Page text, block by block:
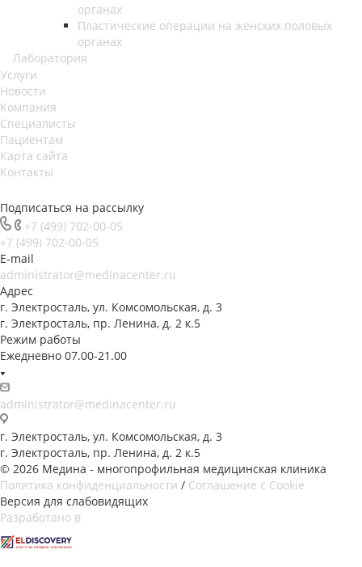
органах
Пластические операции на женских половых
органах
Лаборатория
Услуги
Новости
Компания
Специалисты
Пациентам
Карта сайта
Контакты
Подписаться на рассылку
+7 (499) 702-00-05
+7 (499) 702-00-05
E-mail
administrator@medinacenter.ru
Адрес
г. Электросталь, ул. Комсомольская, д. 3
г. Электросталь, пр. Ленина, д. 2 к.5
Режим работы
Ежедневно 07.00-21.00
administrator@medinacenter.ru
г. Электросталь, ул. Комсомольская, д. 3
г. Электросталь, пр. Ленина, д. 2 к.5
© 2026 Медина - многопрофильная медицинская клиника
Политика конфиденциальности / Соглашение с Cookie
Версия для слабовидящих
Разработано в